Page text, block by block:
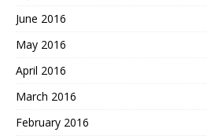
June 2016
May 2016
April 2016
March 2016
February 2016